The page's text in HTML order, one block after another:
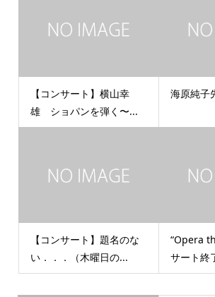
【コンサート】横山幸
雄 ショパンを弾く〜...
海原純子
【コンサート】題名のな
い．．．（木曜日の...
“Opera
サート終